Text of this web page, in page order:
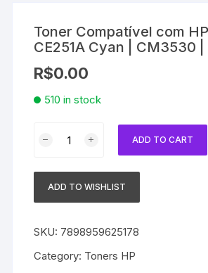
Toner Compatível com
CE251A Cyan | CM3530
R$0.00
510 in stock
Compatível
Cyan
CM3530
ADD TO CART
ADD TO WISHLIST
SKU: 7898959625178
Category: Toners HP